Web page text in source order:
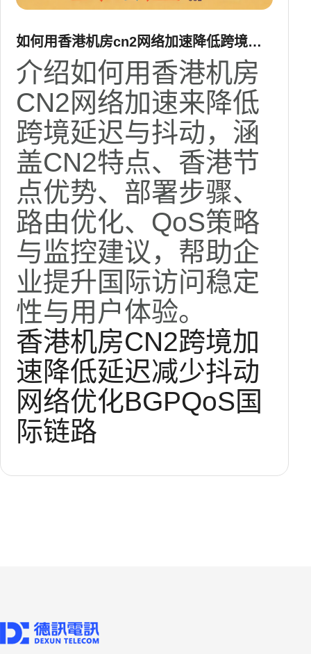
如何用香港机房cn2网络加速降低跨境延
迟与抖动
介绍如何用香港机房
CN2网络加速来降低
跨境延迟与抖动，涵
盖CN2特点、香港节
点优势、部署步骤、
路由优化、QoS策略
与监控建议，帮助企
业提升国际访问稳定
性与用户体验。
香港机房CN2跨境加
速降低延迟减少抖动
网络优化BGPQoS国
际链路